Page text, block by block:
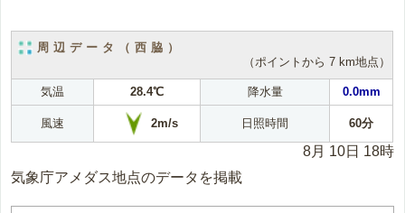
周辺データ（西脇）
（ポイントから 7 km地点）
気温 28.4℃ 降水量 0.0mm
風速 2m/s 日照時間 60分
8月 10日 18時
気象庁アメダス地点のデータを掲載